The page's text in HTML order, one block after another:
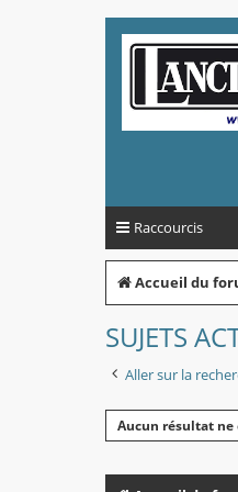
Raccourcis
Accueil du
SUJETS
Aller sur la
Aucun résultat ne